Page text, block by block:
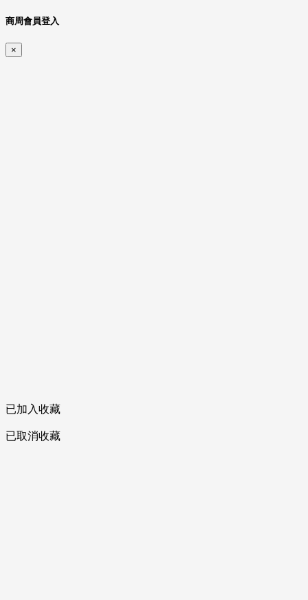
商周會員登入
×
已加入收藏
已取消收藏